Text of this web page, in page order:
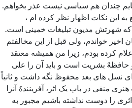
چندان هم سیاسی نیست عذر بخواهم.
این نکات اظهار نظر کرده ام ،
شهرتش مدیون تبلیغات خمینی است.
خواندم، ولی قبل از این مخالفتم
کرده بودم، زیرا من همیشه معتقد
حافظهٌ بشریت است و باید آن را علی
نسل های بعد محفوظ نگه داشت و ثانیاً
منفی در باب یک اثر، آفرینندهٌ آنرا
را دوست نداشته باشیم مجبور به